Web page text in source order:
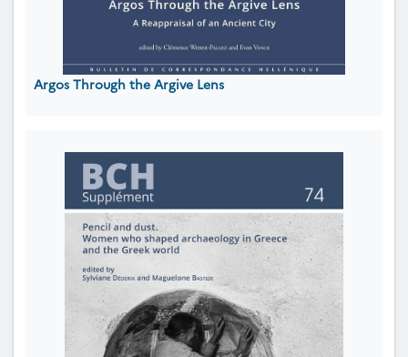
Argos Through the Argive Lens